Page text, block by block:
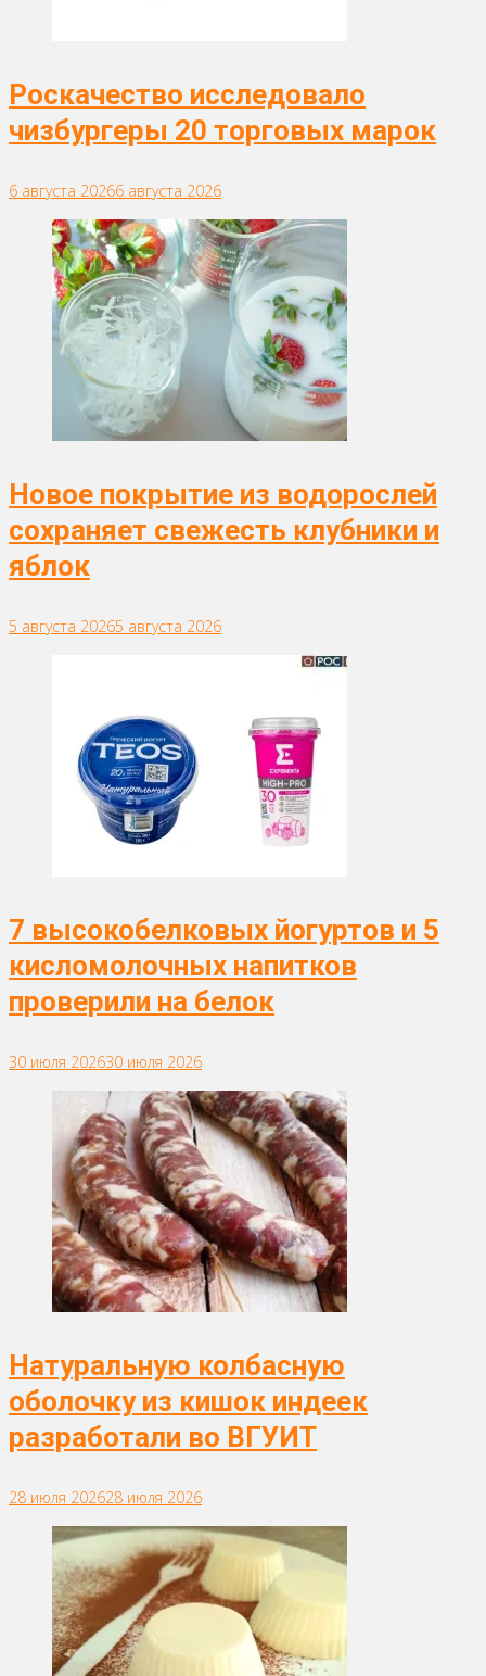
Роскачество исследовало
чизбургеры 20 торговых марок
6 августа 20266 августа 2026
Новое покрытие из водорослей
сохраняет свежесть клубники и
яблок
5 августа 20265 августа 2026
7 высокобелковых йогуртов и 5
кисломолочных напитков
проверили на белок
30 июля 202630 июля 2026
Натуральную колбасную
оболочку из кишок индеек
разработали во ВГУИТ
28 июля 202628 июля 2026